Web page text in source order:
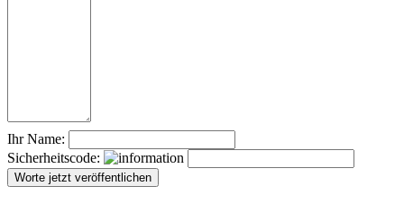
Ihr Name:
Sicherheitscode: